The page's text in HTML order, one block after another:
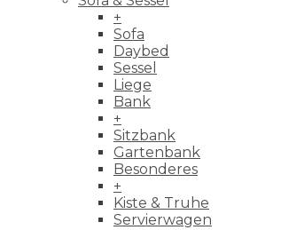
+
Sofa
Daybed
Sessel
Liege
Bank
+
Sitzbank
Gartenbank
Besonderes
+
Kiste & Truhe
Servierwagen